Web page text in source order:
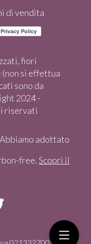
di vendita
fiori
si effettua
sono da
2024 -
riservati
adottato
free.Scopri il